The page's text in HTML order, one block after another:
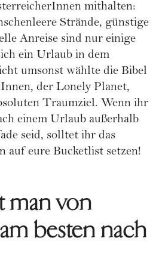
mithalten:
Strände, günstige
Anreise sind nur einige
ein Urlaub in dem
umsonst wählte die Bibel
der Lonely Planet,
Traumziel. Wenn ihr
einem Urlaub außerhalb
seid, solltet ihr das
auf eure Bucketlist setzen!
man von
besten nach